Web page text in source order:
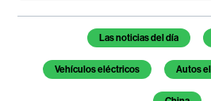
Temas de este artículo
Las noticias del día
Vehículos eléctricos Autos